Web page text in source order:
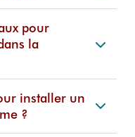
pour
la
installer un
?